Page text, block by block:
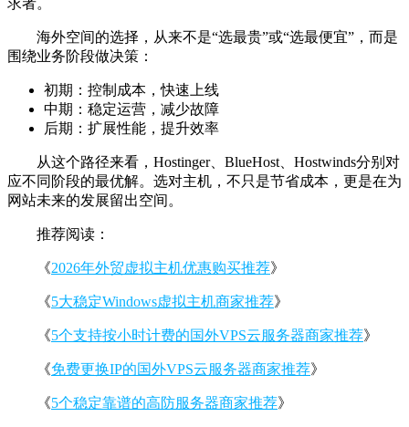
海外空间的选择，从来不是“选最贵”或“选最便宜”，而是
围绕业务阶段做决策：
初期：控制成本，快速上线
中期：稳定运营，减少故障
后期：扩展性能，提升效率
从这个路径来看，Hostinger、BlueHost、Hostwinds分别对
应不同阶段的最优解。选对主机，不只是节省成本，更是在为
网站未来的发展留出空间。
推荐阅读：
《2026年外贸虚拟主机优惠购买推荐》
《5大稳定Windows虚拟主机商家推荐》
《5个支持按小时计费的国外VPS云服务器商家推荐》
《免费更换IP的国外VPS云服务器商家推荐》
《5个稳定靠谱的高防服务器商家推荐》